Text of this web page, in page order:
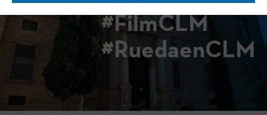
#FilmCLM
#RuedaenCLM